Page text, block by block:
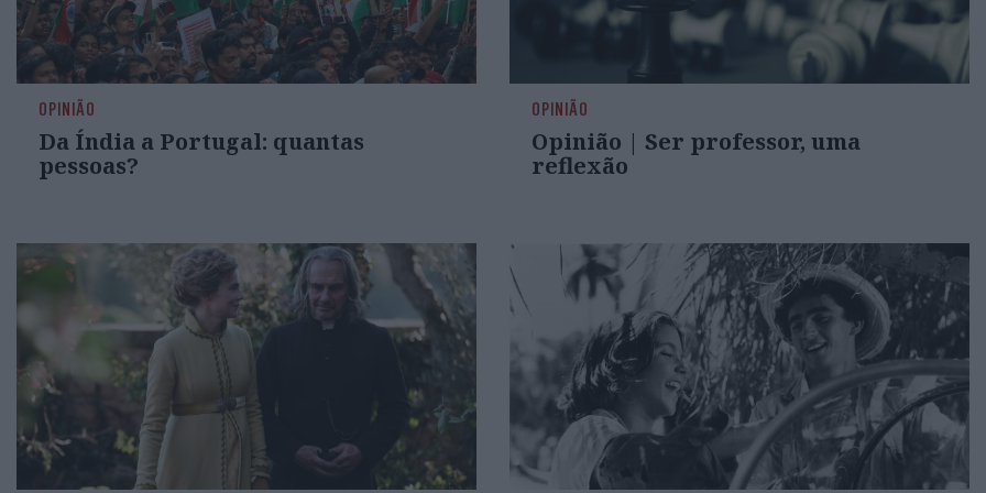
OPINIÃO
Da Índia a Portugal: quantas
pessoas?
OPINIÃO
Opinião | Ser professor, uma
reflexão